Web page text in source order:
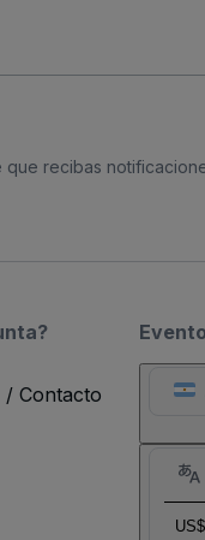
que recibas
US$
/ Contacto